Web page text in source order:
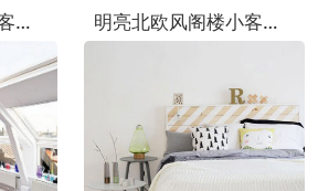
明亮北欧风阁楼小客厅背景墙设计 明亮北欧风阁楼小客厅设计图